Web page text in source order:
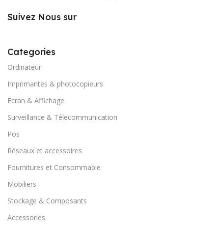
Suivez Nous sur
Categories
Ordinateur
Imprimantes & photocopieurs
Ecran & Affichage
Surveillance & Télecommunication
Pos
Réseaux et accessoires
Fournitures et Consommable
Mobiliers
Stockage & Composants
Accessories